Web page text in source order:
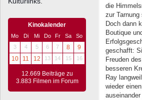
Kinokalender
Mo Di Mi Do Fr Sa
So
3
4 5 6 7 8
9
10
11 12 13 14 15 16
12.669 Beiträge zu
3.883 Filmen im Forum
die
zur
Doch dann
Boutique
geschafft:
Freuden
besseren
Ray
wieder